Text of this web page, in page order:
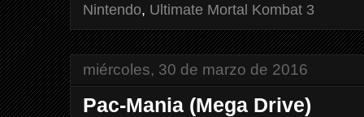
Nintendo, Ultimate Mortal Kombat 3
miércoles, 30 de marzo de 2016
Pac-Mania (Mega Drive)